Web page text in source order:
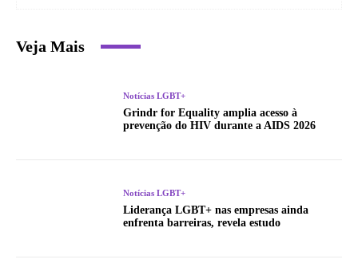
Veja Mais
Notícias LGBT+
Grindr for Equality amplia acesso à
prevenção do HIV durante a AIDS 2026
Notícias LGBT+
Liderança LGBT+ nas empresas ainda
enfrenta barreiras, revela estudo